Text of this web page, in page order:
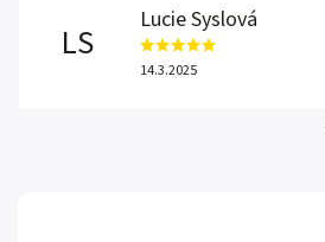
LS
Lucie Syslová
14.3.2025